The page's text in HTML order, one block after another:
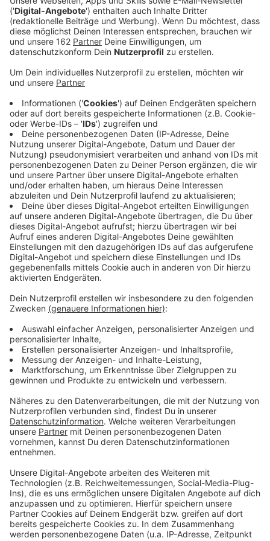
Anzeige
Nachdem der Kamp-Lintforter Tierpark Kalisto eine
Preiserhöhung angekündigt hat, fordert die CDU eine
Finanzspritze von der Stadt. Die Fraktion strebt laut
NRZ einen Zuschuss von 50tausend Euro pro Jahr an,
für den Alltagsbetrieb und die Löhne der Angestellten.
Darüber soll der Rat im Mai abstimmen. Seit 2020
lockt der Tierpark Besucher an - unter anderem mit
Alpakas, Erdmännchen, Hühner, Esel und Ponys. Wegen
der hohen Betriebskosten werden die Preise ab Mai
um 2 Euro erhöht, ohne drohe die Schließung zum
Jahresende.
Anzeige
Ein Ticket kostet dann 6,50 Euro
Anzeige
Besucher im Kalisto in Kamp-Lintfort müssen bald
deutlich tiefer in die Tasche greifen. Im Kalisto
steigen die Preise im Mai um 2 Euro - auf 6,50
gleich. Der Preis für die Jahreskarte bleibt stabil
Träger der Ehrenamtskarte NRW bekommen auch
weiterhin kostenfreien Eintritt. Kindergärten und
Schulen erhalten bei einer Vorreservierung bis zu den
Anzeige